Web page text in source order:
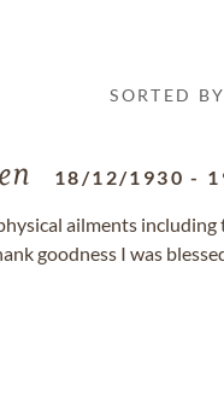
SORTED
18/12/1930 -
ailments including
goodness I was